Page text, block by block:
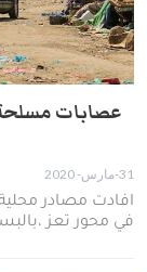
عصابات مسلحة
31-مارس- 2020
افادت مصادر
في محور تعز